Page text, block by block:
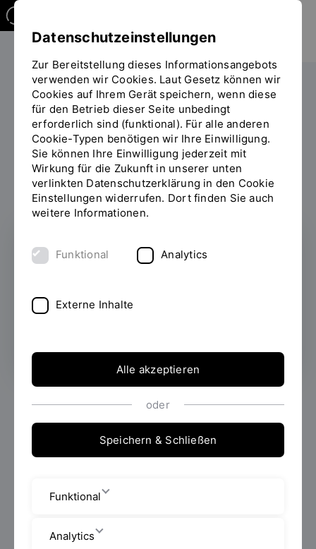
Sie
befinden
sich
auf
der
Seite
"Stabsstelle
Recht"
Die OTH Einrichtungen Stabsstelle Recht
Stabsstelle Recht
Rechtliche Grundlagen
Datenschutzeinstellungen
Zur Bereitstellung dieses Informationsangebots
verwenden wir Cookies. Laut Gesetz können wir
Cookies auf Ihrem Gerät speichern, wenn diese
für den Betrieb dieser Seite unbedingt
erforderlich sind (funktional). Für alle anderen
Cookie-Typen benötigen wir Ihre Einwilligung.
Sie können Ihre Einwilligung jederzeit mit
Wirkung für die Zukunft in unserer unten
verlinkten Datenschutzerklärung in den Cookie
Einstellungen widerrufen. Dort finden Sie auch
weitere Informationen.
Funktional Analytics
Externe Inhalte
Alle akzeptieren
oder
Speichern & Schließen
Funktional
Analytics